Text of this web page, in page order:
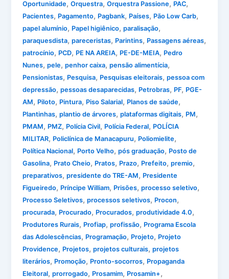
Oportunidade,Orquestra,Orquestra Passione, PAC,
Pacientes, Pagamento, Pagbank, Países, Pão Low Carb,
papel alumínio, Papel higiênico,paralisação,
paraquesdista,pareceristas, Parintins, Passagens aéreas,
patrocínio, PCD, PE NA AREIA, PE-DE-MEIA, Pedro
Nunes,pele,penhor caixa,pensão alimentícia,
Pensionistas, Pesquisa, Pesquisas eleitorais,pessoa com
depressão,pessoas desaparecidas, Petrobras, PF, PGE-
AM, Piloto, Pintura, Piso Salarial, Planos de saúde,
Plantinhas,plantio de árvores,plataformas digitais, PM,
PMAM, PMZ, Polícia Civil, Polícia Federal, POLÍCIA
MILITAR, Policlínica de Manacapuru, Poliomielite,
Política Nacional, Porto Velho,pós graduação, Posto de
Gasolina, Prato Cheio, Pratos, Prazo, Prefeito,premio,
preparativos,presidente do TRE-AM, Presidente
Figueiredo, Príncipe William, Prisões,processo seletivo,
Processo Seletivos,processos seletivos, Procon,
procurada, Procurado, Procurados,produtividade 4.0,
Produtores Rurais, Profiap,profissão, Programa Escola
das Adolescências, Programação, Projeto, Projeto
Providence, Projetos,projetos culturais,projetos
literários, Promoção, Pronto-socorros, Propaganda
Eleitoral,prorrogado, Prosamim, Prosamin+,